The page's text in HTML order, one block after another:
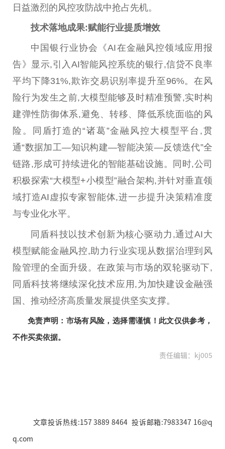
日益激烈的风控攻防战中抢占先机。
技术落地成果:赋能行业提质增效
中国银行业协会 《AI在金融 风控领域应用报
告》显示,引入AI智能风控系统的银行,信贷不良率
平均下降31%,欺诈交易识别率提升至96%。在风
险行为发生之前,大模型能够及时精准预警,实时构
建弹性 防御体系,避免、转移、降低系统面临的风
险。同盾打造的“诸葛”金融 风控大模型平台 ,贯
通“数据加工—知识构建—智能决策—反馈迭代”全
链路,形成可持续进化的智能基础设施。同时,公司
积极探索“大模型+小模型”融合架构,并针对垂直领
域打造AI虚拟专家智能体,进一步提升决策精准度
与专业化水平。
同盾科技以技术创新为核心驱动力,通过AI大
模型赋能金融风控,助力行业实现从数据治理到风
险管理的全面升级。在政策与市场的双轮驱动下,
同盾科技将继续深化技术应用,为加快建设金融强
国、推动经济高质量发展提供坚实支撑。
免责声明：市场有风险，选择需谨慎！此文仅供参考，
不作买卖依据。
责任编辑：kj005
文章投诉热线:157 3889 8464 投诉邮箱:7983347 16@q
q.com